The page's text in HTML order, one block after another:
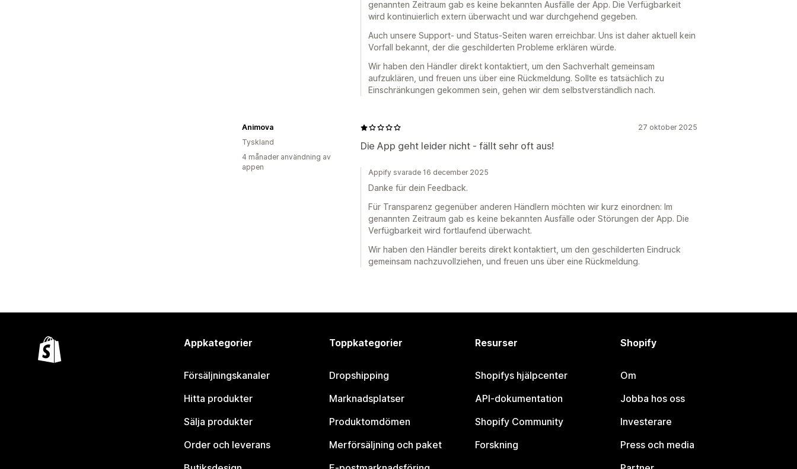
genannten Zeitraum gab es keine bekannten Ausfälle der App. Die Verfügbarkeit
wird kontinuierlich extern überwacht und war durchgehend gegeben.
Auch unsere Support- und Status-Seiten waren erreichbar. Uns ist daher aktuell kein
Vorfall bekannt, der die geschilderten Probleme erklären würde.
Wir haben den Händler direkt kontaktiert, um den Sachverhalt gemeinsam
aufzuklären, und freuen uns über eine Rückmeldung. Sollte es tatsächlich zu
Einschränkungen gekommen sein, gehen wir dem selbstverständlich nach.
27 oktober 2025
Die App geht leider nicht - fällt sehr oft aus!
Animova
Tyskland
4 månader användning av
appen
Appify svarade 16 december 2025
Danke für dein Feedback.
Für Transparenz gegenüber anderen Händlern möchten wir kurz einordnen: Im
genannten Zeitraum gab es keine bekannten Ausfälle oder Störungen der App. Die
Verfügbarkeit wird fortlaufend überwacht.
Wir haben den Händler bereits direkt kontaktiert, um den geschilderten Eindruck
gemeinsam nachzuvollziehen, und freuen uns über eine Rückmeldung.
Appkategorier
Försäljningskanaler
Hitta produkter
Sälja produkter
Order och leverans
Toppkategorier
Dropshipping
Marknadsplatser
Produktomdömen
Merförsäljning och paket
Resurser
Shopifys hjälpcenter
API-dokumentation
Shopify Community
Forskning
Shopify
Om
Jobba hos oss
Investerare
Press och media